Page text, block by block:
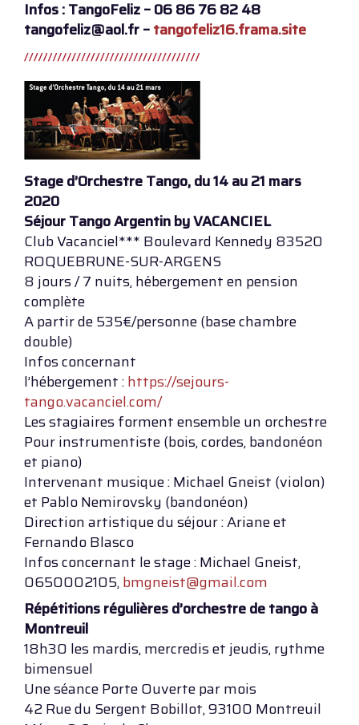
Infos : TangoFeliz – 06 86 76 82 48
tangofeliz@aol.fr –tangofeliz16.frama.site
Stage d’Orchestre Tango, du 14 au 21 mars
2020
Séjour Tango Argentin by VACANCIEL
Club Vacanciel*** Boulevard Kennedy 83520
ROQUEBRUNE-SUR-ARGENS
8 jours / 7 nuits, hébergement en pension
complète
A partir de 535€/personne (base chambre
double)
Infos concernant
l’hébergement :https://sejours-
tango.vacanciel.com/
Les stagiaires forment ensemble un orchestre
Pour instrumentiste (bois, cordes, bandonéon
et piano)
Intervenant musique : Michael Gneist (violon)
et Pablo Nemirovsky (bandonéon)
Direction artistique du séjour : Ariane et
Fernando Blasco
Infos concernant le stage : Michael Gneist,
0650002105,bmgneist@gmail.com
Répétitions régulières d’orchestre de tango à
Montreuil
18h30 les mardis, mercredis et jeudis, rythme
bimensuel
Une séance Porte Ouverte par mois
42 Rue du Sergent Bobillot, 93100 Montreuil